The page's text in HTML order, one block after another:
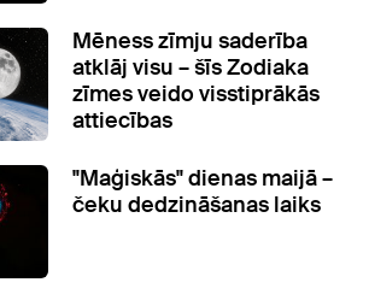
Mēness zīmju saderība
atklāj visu – šīs Zodiaka
zīmes veido visstiprākās
attiecības
"Maģiskās" dienas maijā –
čeku dedzināšanas laiks